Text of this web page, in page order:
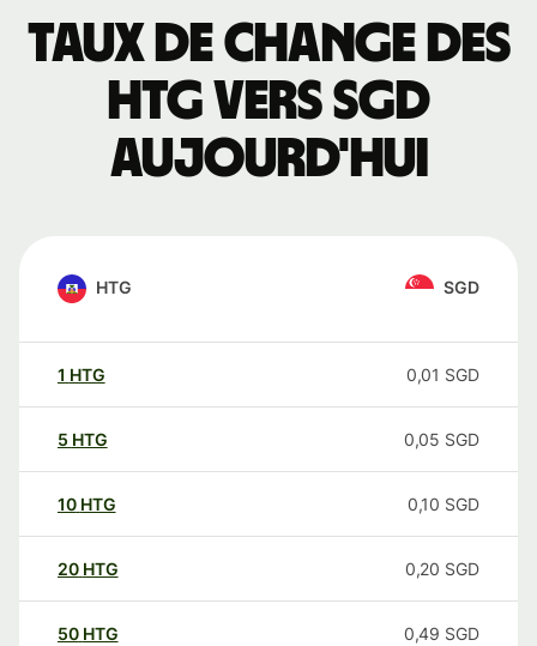
Taux de change des
HTG vers SGD
aujourd'hui
HTG SGD
1 HTG 0,01 SGD
5 HTG 0,05 SGD
10 HTG 0,10 SGD
20 HTG 0,20 SGD
50 HTG 0,49 SGD